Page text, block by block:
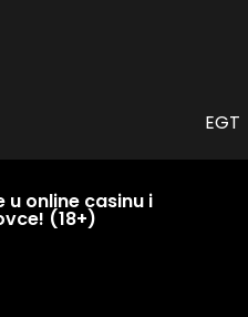
EGT
online casinu i
(18+)